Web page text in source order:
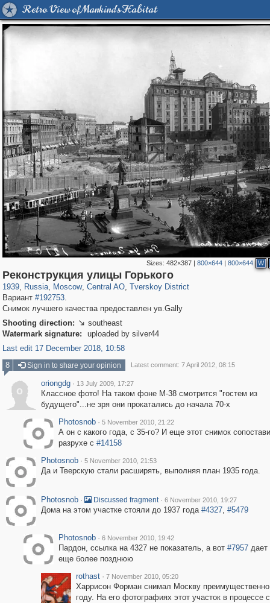
Retro View of Mankind's Habitat
Sizes:482×387 |800×644 |800×644 W
Реконструкция улицы Горького
1939, Russia
1,407,328 29,248
, Moscow
319,882 8,286
, Central AO
160,021 5,916
, Tverskoy District
53,055 2,283
Вариант #192753.
Снимок лучшего качества предоставлен ув.Gally
Shooting direction:  southeast
Watermark signature:
uploaded by silver44
Last edit 17 December 2018, 10:58
8
Sign in to share your opinion Latest comment: 7 April 2012, 08:15
o
oriongdg · 13 July 2009, 17:27
Классное фото! На таком фоне М-38 смотрится "гостем из
будущего"...не зря они прокатались до начала 70-х
Photosnob · 5 November 2010, 21:22
А он с какого года, с 35-го? И еще этот снимок
разрухе с #14158
Photosnob · 5 November 2010, 21:53
Да и Тверскую стали расширять, выполняя план 1935 года.
Photosnob · Discussed fragment · 6 November 2010, 19:27
Дома на этом участке стояли до 1937 года #4327, #5479
Photosnob · 6 November 2010, 19:42
Пардон, ссылка на 4327 не показатель, а вот #7957дает
еще более позднюю
rothast · 7 November 2010, 05:20
Харрисон Форман снимал Москву
году. На его фотографиях этот участок в процессе